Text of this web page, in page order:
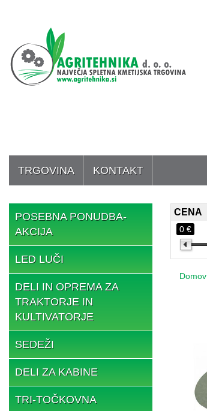
TRGOVINA KONTAKT
POSEBNA PONUDBA-
AKCIJA
LED LUČI
DELI IN OPREMA ZA
TRAKTORJE IN
KULTIVATORJE
SEDEŽI
DELI ZA KABINE
TRI-TOČKOVNA
CENA
0 €
Domov